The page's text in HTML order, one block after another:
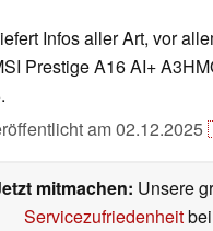
Infos aller Art, vor
Prestige A16 AI+
am02.12.2025
mitmachen: Unsere
Servicezufriedenheitbei